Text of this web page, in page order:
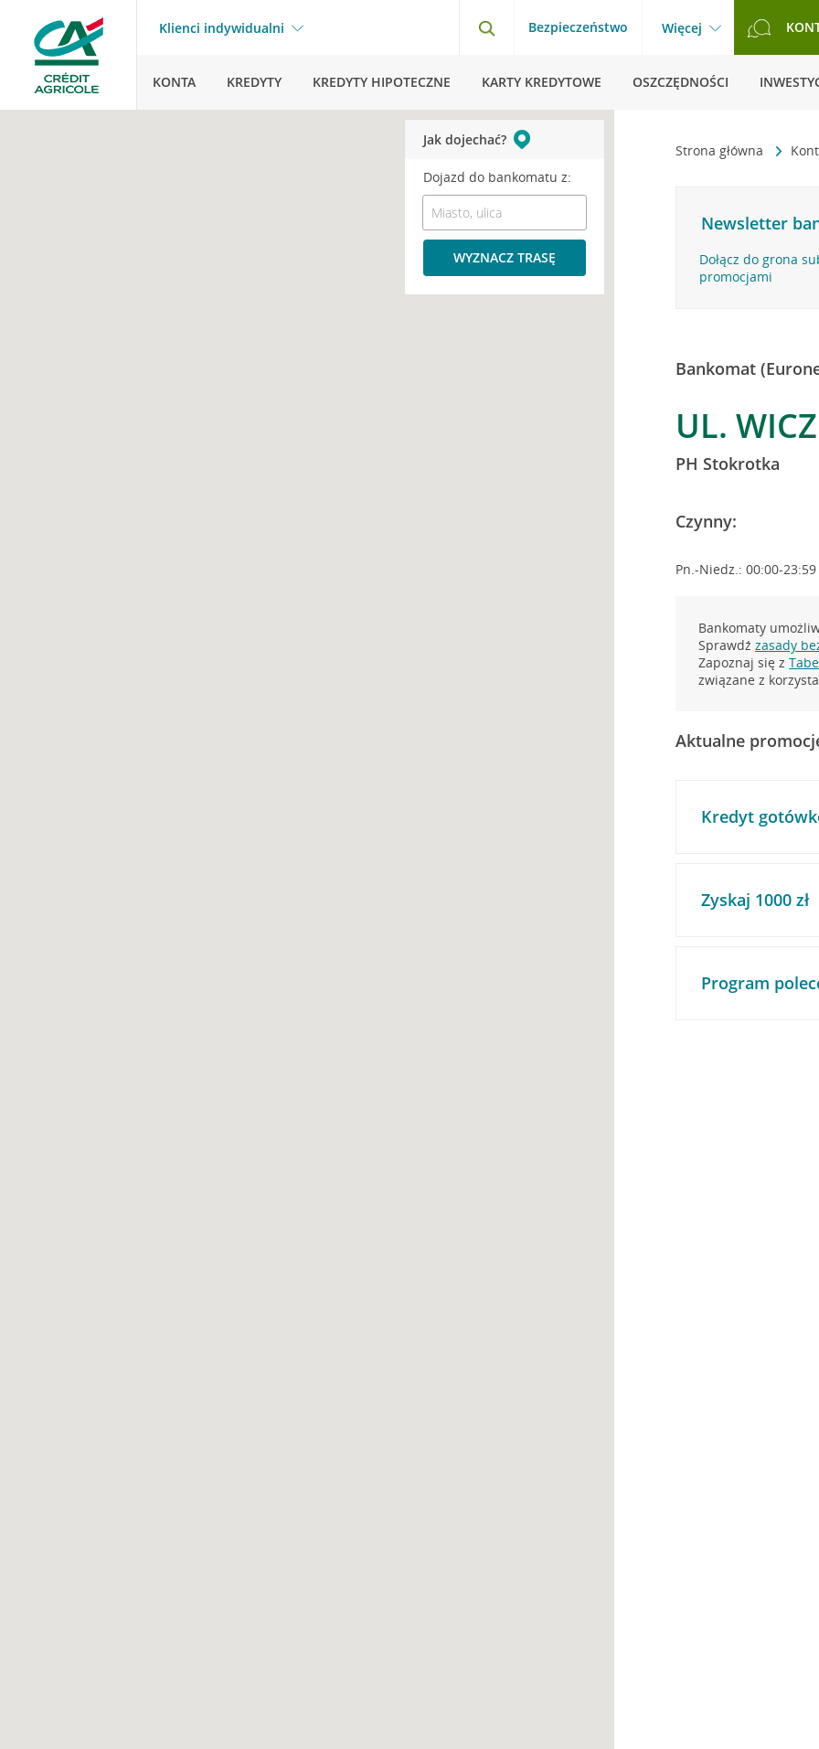
Klienci indywidualni Bezpieczeństwo Więcej
KONTA KREDYTY KREDYTY HIPOTECZNE KARTY KREDYTOWE OSZCZĘDNOŚCI
Strona główna
Newsletter
Dołącz do grona
promocjami
Bankomat
UL.
PH Stokrotka
Czynny:
Pn.-Niedz.: 00:00-23:59
Bankomaty
Sprawdźzasady
Zapoznaj się z
związane z
Aktualne
Kredyt
Zyskaj 1000 zł
Program
Jak dojechać?
Dojazd do bankomatu z:
WYZNACZ TRASĘ